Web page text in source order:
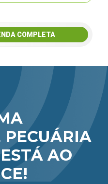
COMPLETA
PECUÁRIA
AO